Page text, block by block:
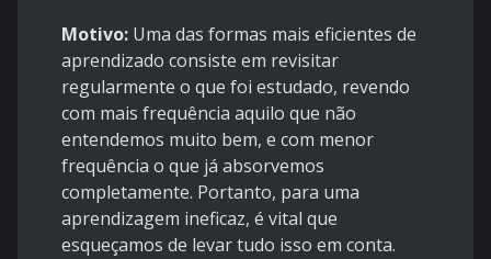
Motivo: Uma das formas mais eficientes de
aprendizado consiste em revisitar
regularmente o que foi estudado, revendo
com mais frequência aquilo que não
entendemos muito bem, e com menor
frequência o que já absorvemos
completamente. Portanto, para uma
aprendizagem ineficaz, é vital que
esqueçamos de levar tudo isso em conta.